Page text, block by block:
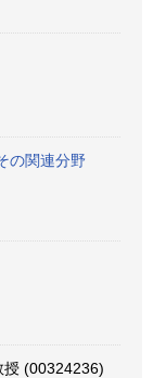
の関連分野
授 (00324236)